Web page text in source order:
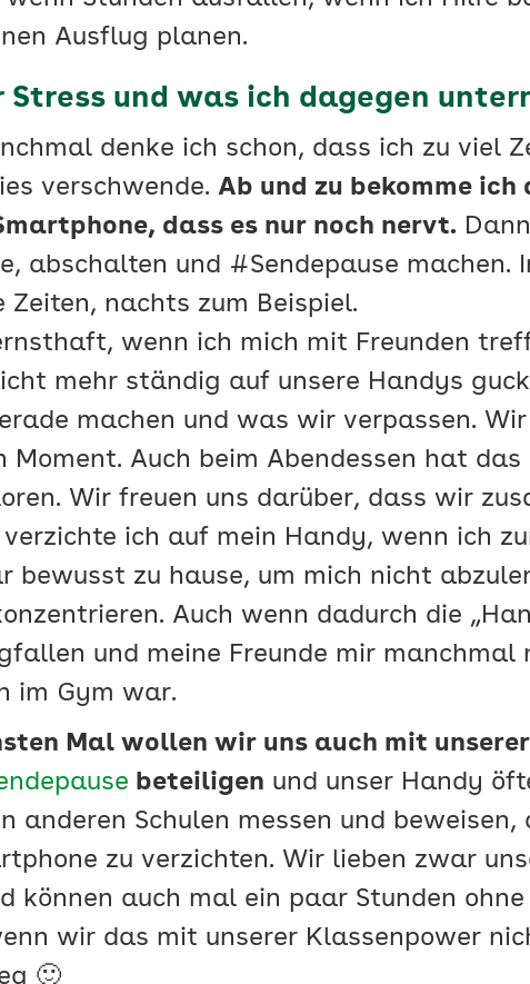
Ausflug planen.
und was ich dagegen
denke ich schon, dass ich zu viel
verschwende. Ab und zu bekomme
dass es nur noch nervt.
abschalten und #Sendepause machen.
Zeiten, nachts zum Beispiel.
wenn ich mich mit Freunden
mehr ständig auf unsere Handys
machen und was wir verpassen.
Moment. Auch beim Abendessen hat
Wir freuen uns darüber, dass wir
verzichte ich auf mein Handy, wenn ich
bewusst zu hause, um mich nicht
Auch wenn dadurch die
und meine Freunde mir manchmal
im Gym war.
Mal wollen wir uns auch mit
beteiligen und unser Handy
anderen Schulen messen und
zu verzichten. Wir lieben zwar
können auch mal ein paar Stunden
wir das mit unserer Klassenpower
🙂